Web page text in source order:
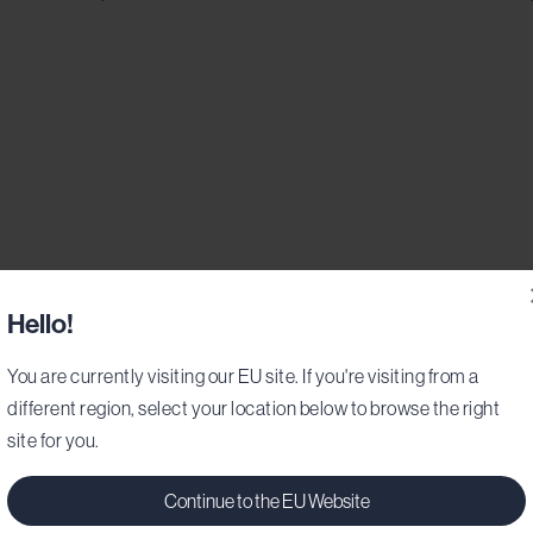
Hello!
You are currently visiting our EU site. If you're visiting from a
different region, select your location below to browse the right
site for you.
Continue to the EU Website